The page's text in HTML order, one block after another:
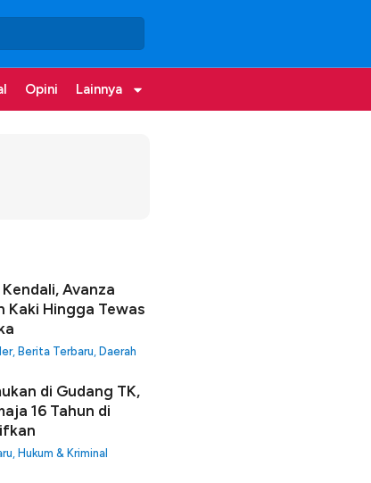
Opini Lainnya
Avanza
Kaki Hingga Tewas
, Berita Terbaru, Daerah
di Gudang TK,
16 Tahun di
, Hukum & Kriminal